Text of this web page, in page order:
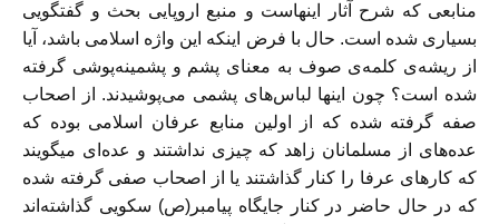
منابعی که شرح آثار اینهاست و منبع اروپایی بحث و گفتگویی
بسیاری شده است. حال با فرض اینکه این واژه اسلامی باشد، آیا
از ریشه‌ی کلمه‌ی صوف به معنای پشم و پشمینه‌پوشی گرفته
شده است؟ چون اینها لباس‌های پشمی می‌پوشیدند. از اصحاب
صفه گرفته شده که از اولین منابع عرفان اسلامی بوده که
عده‌های از مسلمانان زاهد که چیزی نداشتند و عده‌ای میگویند
که کارهای عرفا را کنار گذاشتند یا از اصحاب صفی گرفته شده
که در حال حاضر در کنار جایگاه پیامبر(ص) سکویی گذاشته‌اند